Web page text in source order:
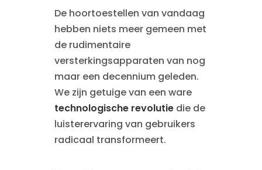
De hoortoestellen van vandaag
hebben niets meer gemeen met
de rudimentaire
versterkingsapparaten van nog
maar een decennium geleden.
We zijn getuige van een ware
technologische revolutiedie de
luisterervaring van gebruikers
radicaal transformeert.